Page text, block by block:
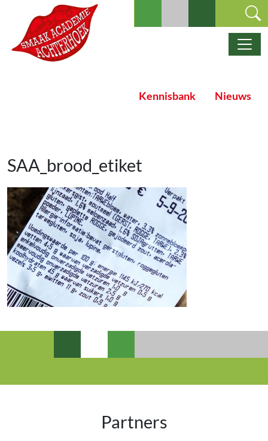
Ga naar de inhoud
Hoofdnavigatie
Kennisbank Nieuws
SAA_brood_etiket
Partners